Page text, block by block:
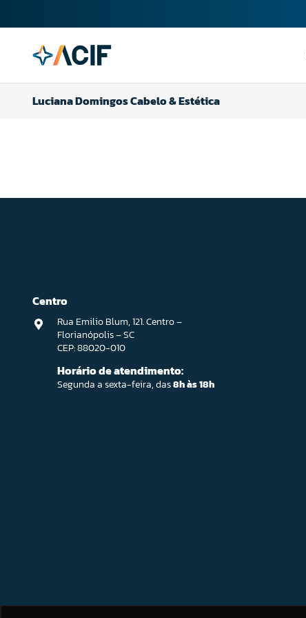
Luciana Domingos Cabelo & Estética
Centro
Rua Emilio Blum, 121. Centro –
Florianópolis – SC
CEP: 88020-010
Horário de atendimento:
Segunda a sexta-feira, das8h às 18h